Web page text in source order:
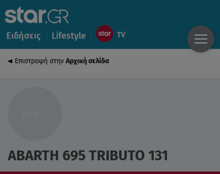
Ειδήσεις Lifestyle
Επιστροφή στην Αρχική σελίδα
ABARTH 695 TRIBUTO 131